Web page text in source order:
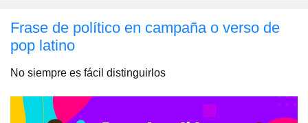
Frase de político en campaña o verso de
pop latino
No siempre es fácil distinguirlos